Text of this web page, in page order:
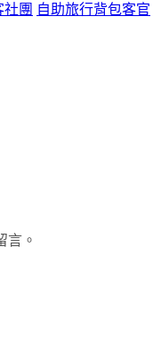
團 自助旅行背包客官
言。